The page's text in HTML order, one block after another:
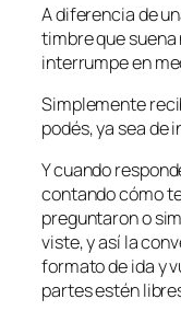
A diferencia de
timbre que
interrumpe en
Simplemente
podés, ya sea de
Y cuando
contando cómo
preguntaron o
viste, y así la
formato de ida y
partes estén